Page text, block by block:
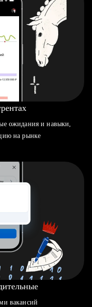
ожидания и навыки,
на рынке
вакансий